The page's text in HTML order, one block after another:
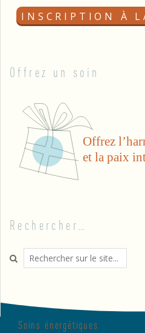
Offrez un soin
Rechercher…
Search
Soins énergétiques